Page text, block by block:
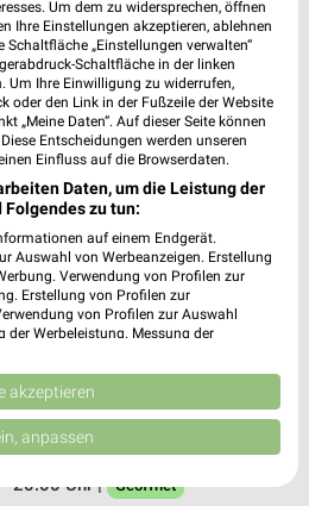
18:30 Uhr | Geöffnet
2
20:00 Uhr | Geöffnet
1 Prospekt
❯
2
20:00 Uhr | Geöffnet
Um dem zu widersprechen, öffnen
Ihre Einstellungen akzeptieren, ablehnen
„Einstellungen verwalten“
Schaltfläche in der linken
Um Ihre Einwilligung zu widerrufen,
oder den Link in der Fußzeile der Website
„Meine Daten“. Auf dieser Seite können
Entscheidungen werden unseren
Einfluss auf die Browserdaten.
Daten, um die Leistung der
zu tun:
auf einem Endgerät.
Auswahl von Werbeanzeigen. Erstellung
Verwendung von Profilen zur
Erstellung von Profilen zur
von Profilen zur Auswahl
der Werbeleistung. Messung der
Quellen. Entwicklung und
reduzierter Daten zur Auswahl
Union weitergegeben und in die
akzeptieren
anpassen